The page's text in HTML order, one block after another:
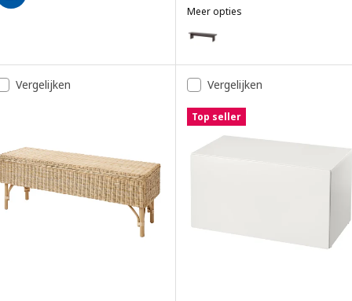
Meer opties
Optie: BERGSHYTTAN, Bank,
Vergelijken Vergelijken
Top seller